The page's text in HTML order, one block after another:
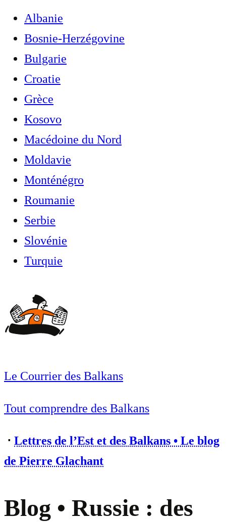
Albanie
Bosnie-Herzégovine
Bulgarie
Croatie
Grèce
Kosovo
Macédoine du Nord
Moldavie
Monténégro
Roumanie
Serbie
Slovénie
Turquie
Le Courrier des Balkans
Tout comprendre des Balkans
⋅ Lettres de l’Est et des Balkans • Le blog
de Pierre Glachant
Blog • Russie : des